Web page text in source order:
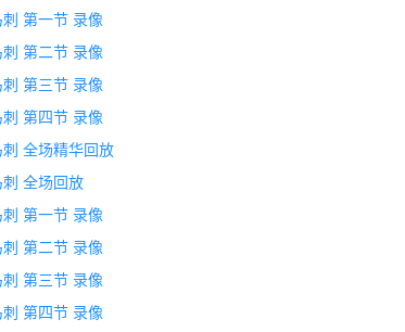
第一节 录像
第二节 录像
第三节 录像
第四节 录像
全场精华回放
全场回放
第一节 录像
第二节 录像
第三节 录像
第四节 录像